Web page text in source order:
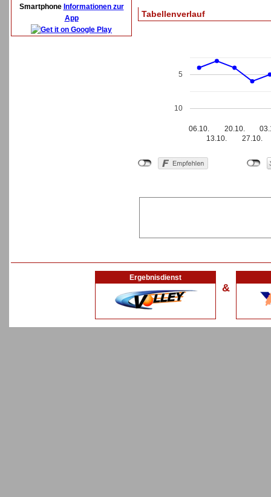
Smartphone Informationen zur
App
Tabellenverlauf
06.10.
13.10.
20.10.
27.10.
5
10
Ergebnisdienst
&